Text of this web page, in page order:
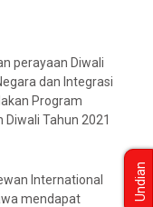
perayaan Diwali
dan Integrasi
Program
Tahun 2021
International
mendapat
Undian